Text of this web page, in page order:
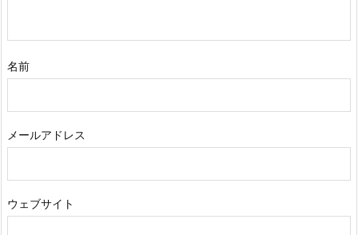
名前
メールアドレス
ウェブサイト